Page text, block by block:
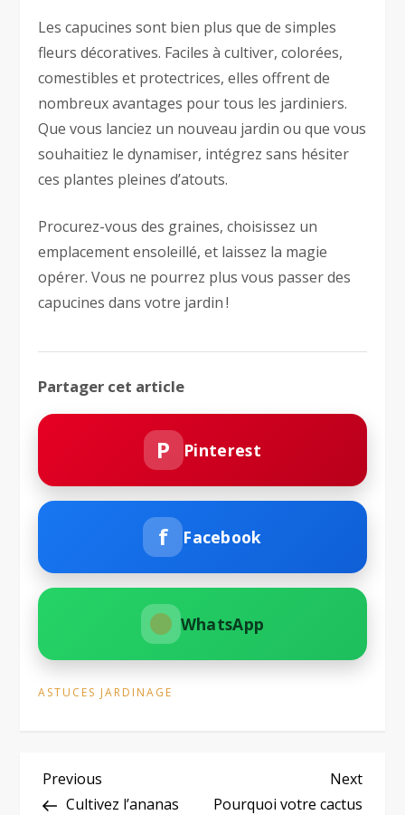
Les capucines sont bien plus que de simples
fleurs décoratives. Faciles à cultiver, colorées,
comestibles et protectrices, elles offrent de
nombreux avantages pour tous les jardiniers.
Que vous lanciez un nouveau jardin ou que vous
souhaitiez le dynamiser, intégrez sans hésiter
ces plantes pleines d’atouts.
Procurez-vous des graines, choisissez un
emplacement ensoleillé, et laissez la magie
opérer. Vous ne pourrez plus vous passer des
capucines dans votre jardin !
Partager cet article
P Pinterest
f Facebook
WhatsApp
ASTUCES JARDINAGE
N
Previous
Post
Previous
Cultivez l’ananas
Next
Post
Next
Pourquoi votre cactus